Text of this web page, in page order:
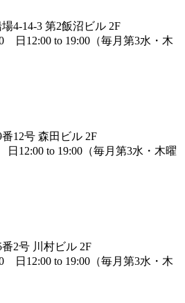
4-14-3 第2飯沼ビル 2F
日12:00 to 19:00（毎月第3水・木
12号 森田ビル 2F
12:00 to 19:00（毎月第3水・木曜
2号 川村ビル 2F
日12:00 to 19:00（毎月第3水・木